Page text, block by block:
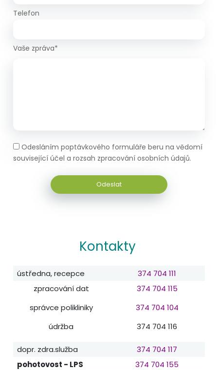
Telefon
Vaše zpráva*
Odesláním poptávkového formuláře beru na vědomí
související účel a rozsah zpracování osobních údajů.
Kontakty
ústředna, recepce
374 704 111
zpracování dat
správce polikliniky
údržba
374 704 115
374 704 104
374 704 116
dopr. zdra.služba
374 704 117
pohotovost - LPS
374 704 155